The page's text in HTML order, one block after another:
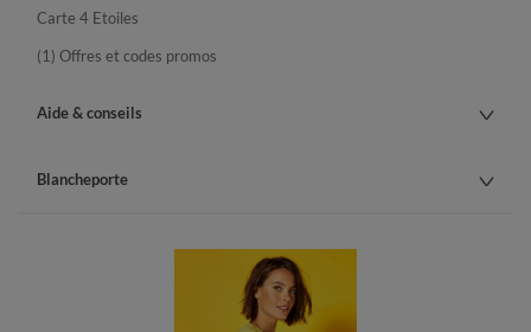
Carte 4 Etoiles
(1) Offres et codes promos
Aide & conseils
Blancheporte